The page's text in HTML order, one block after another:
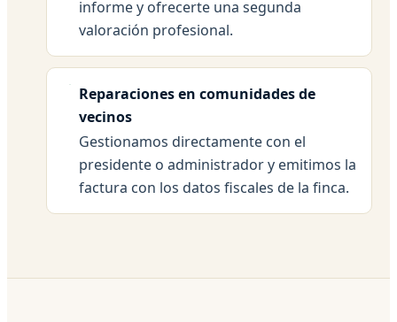
informe y ofrecerte una segunda
valoración profesional.
Reparaciones en comunidades de
vecinos
Gestionamos directamente con el
presidente o administrador y emitimos la
factura con los datos fiscales de la finca.